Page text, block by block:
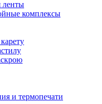
ленты
комплексы
и термопечати